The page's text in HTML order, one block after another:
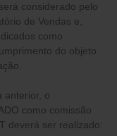
considerado pelo
de Vendas e,
como
do objeto
anterior, o
como comissão
deverá ser realizado: